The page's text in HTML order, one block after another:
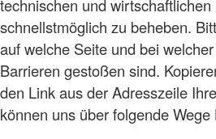
technischen und
schnellstmöglich zu beheben.
auf welche Seite und bei
Barrieren gestoßen sind.
den Link aus der Adresszeile
können uns über folgende